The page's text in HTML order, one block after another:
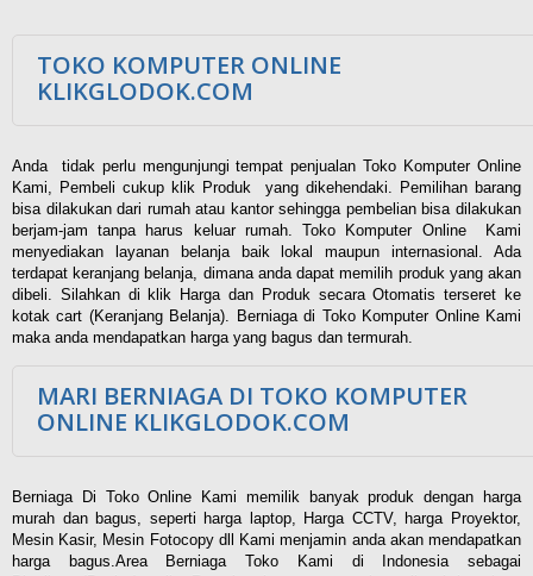
TOKO KOMPUTER ONLINE
KLIKGLODOK.COM
Anda tidak perlu mengunjungi tempat penjualan Toko Komputer Online
Kami, Pembeli cukup klik Produk yang dikehendaki. Pemilihan barang
bisa dilakukan dari rumah atau kantor sehingga pembelian bisa dilakukan
berjam-jam tanpa harus keluar rumah. Toko Komputer Online Kami
menyediakan layanan belanja baik lokal maupun internasional. Ada
terdapat keranjang belanja, dimana anda dapat memilih produk yang akan
dibeli. Silahkan di klik Harga dan Produk secara Otomatis terseret ke
kotak cart (Keranjang Belanja). Berniaga di Toko Komputer Online Kami
maka anda mendapatkan harga yang bagus dan termurah.
MARI BERNIAGA DI TOKO KOMPUTER
ONLINE KLIKGLODOK.COM
Berniaga Di Toko Online Kami memilik banyak produk dengan harga
murah dan bagus, seperti harga laptop, Harga CCTV, harga Proyektor,
Mesin Kasir, Mesin Fotocopy dll Kami menjamin anda akan mendapatkan
harga bagus.Area Berniaga Toko Kami di Indonesia sebagai